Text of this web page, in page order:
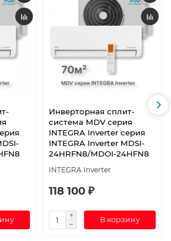
Инверторная сплит-
система MDV серия
INTEGRA Inverter серия
INTEGRA Inverter MDSI-
24HRFN8/MDOI-24HFN8
INTEGRA Inverter
118 100 ₽
В корзину